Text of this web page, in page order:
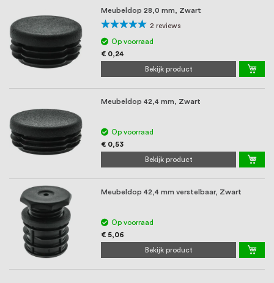
Meubeldop 28,0 mm, Zwart
Waardering:
100%
2 reviews
Op voorraad
€ 0,24
Bekijk product
Meubeldop 42,4 mm, Zwart
Op voorraad
€ 0,53
Bekijk product
Meubeldop 42,4 mm verstelbaar, Zwart
Op voorraad
€ 5,06
Bekijk product